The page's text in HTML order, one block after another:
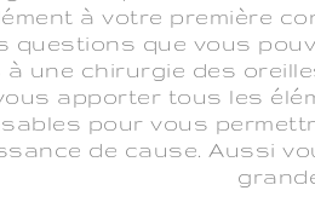
à votre première
questions que vous
une chirurgie des
apporter tous les
pour vous
de cause. Aussi